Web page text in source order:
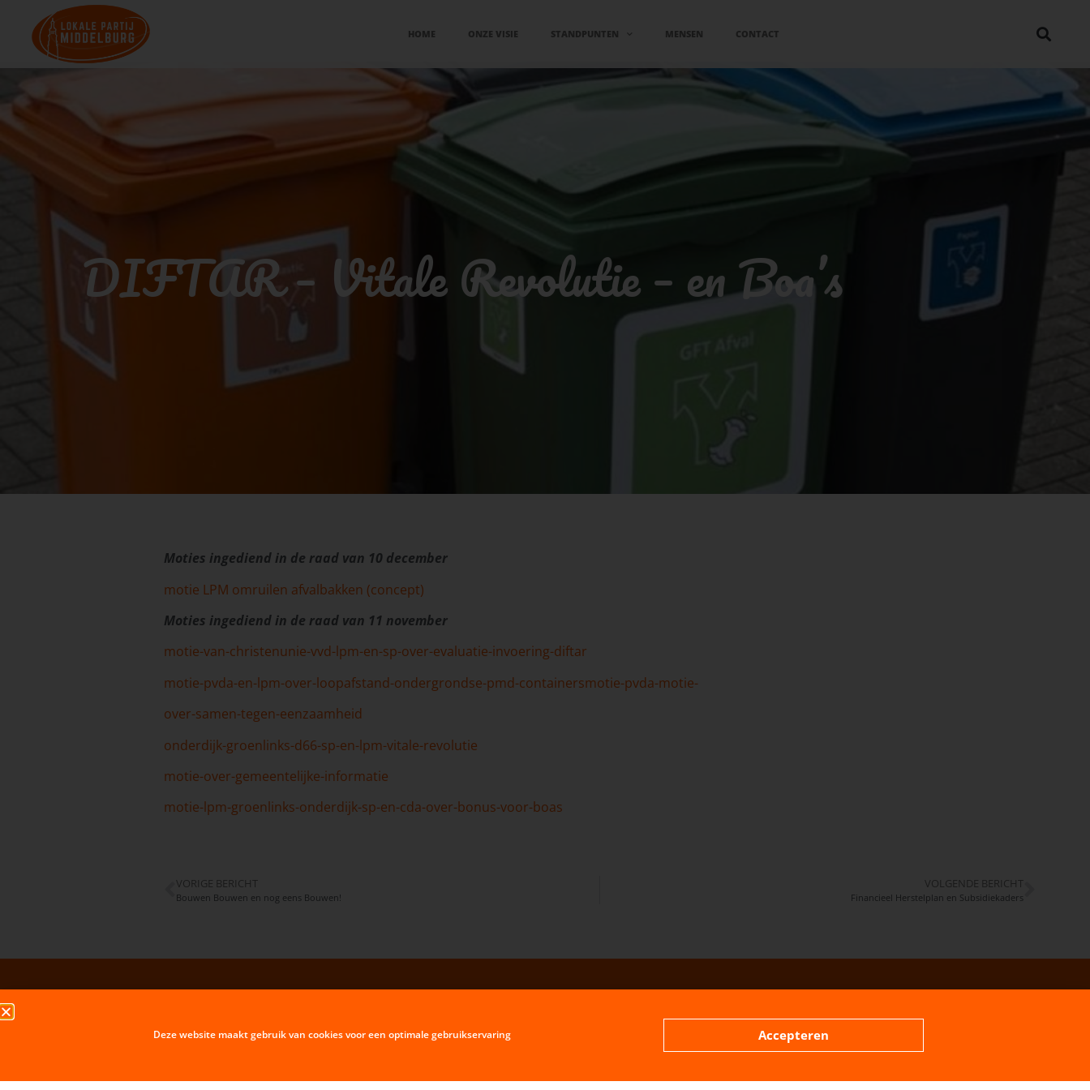
HOME ONZE VISIE STANDPUNTEN MENSEN CONTACT
DIFTAR – Vitale Revolutie – en Boa’s
Moties ingediend in de raad van 10 december
motie LPM omruilen afvalbakken (concept)
Moties ingediend in de raad van 11 november
motie-van-christenunie-vvd-lpm-en-sp-over-evaluatie-invoering-diftar
motie-pvda-en-lpm-over-loopafstand-ondergrondse-pmd-containersmotie-pvda-motie-
over-samen-tegen-eenzaamheid
onderdijk-groenlinks-d66-sp-en-lpm-vitale-revolutie
motie-over-gemeentelijke-informatie
motie-lpm-groenlinks-onderdijk-sp-en-cda-over-bonus-voor-boas
VORIGE BERICHT
Bouwen Bouwen en nog eens Bouwen!
VOLGENDE BERICHT
Financieel Herstelplan en Subsidiekaders
Deze website maakt gebruik van cookies voor een optimale gebruikservaring Accepteren